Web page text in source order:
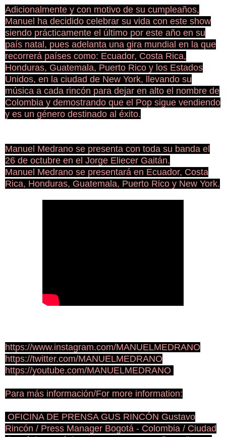
Adicionalmente y con motivo de su cumpleaños,
Manuel ha decidido celebrar su vida con este show
siendo prácticamente el último por este año en su
país natal, pues adelanta una gira mundial en la que
recorrerá países como: Ecuador, Costa Rica,
Honduras, Guatemala, Puerto Rico y los Estados
Unidos, en la ciudad de New York, llevando su
música a cada rincón para dejar en alto el nombre de
Colombia y demostrando que el Pop sigue vendiendo
y es un género destinado al éxito.
Manuel Medrano se presenta con toda su banda el
26 de octubre en el Jorge Eliecer Gaitán.
Manuel Medrano se presentará en Ecuador, Costa
Rica, Honduras, Guatemala, Puerto Rico y New York.
https://www.instagram.com/MANUELMEDRANO
https://twitter.com/MANUELMEDRANO
https://youtube.com/MANUELMEDRANO
Para más información/For more information:
OFICINA DE PRENSA GUS RINCÓN Gustavo
Rincón / Press Manager Bogotá - Colombia / Ciudad